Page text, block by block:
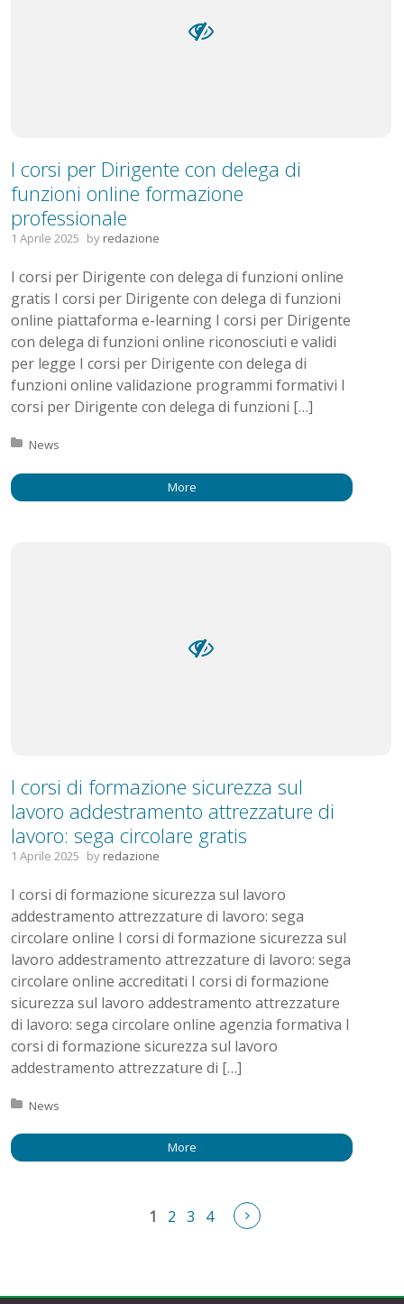
I corsi per Dirigente con delega di
funzioni online formazione
professionale
1 Aprile 2025 by redazione
I corsi per Dirigente con delega di funzioni online
gratis I corsi per Dirigente con delega di funzioni
online piattaforma e-learning I corsi per Dirigente
con delega di funzioni online riconosciuti e validi
per legge I corsi per Dirigente con delega di
funzioni online validazione programmi formativi I
corsi per Dirigente con delega di funzioni […]
Posted in:
News
More
I corsi di formazione sicurezza sul
lavoro addestramento attrezzature di
lavoro: sega circolare gratis
1 Aprile 2025 by redazione
I corsi di formazione sicurezza sul lavoro
addestramento attrezzature di lavoro: sega
circolare online I corsi di formazione sicurezza sul
lavoro addestramento attrezzature di lavoro: sega
circolare online accreditati I corsi di formazione
sicurezza sul lavoro addestramento attrezzature
di lavoro: sega circolare online agenzia formativa I
corsi di formazione sicurezza sul lavoro
addestramento attrezzature di […]
Posted in:
News
More
Pages
1 2 3 4 Next